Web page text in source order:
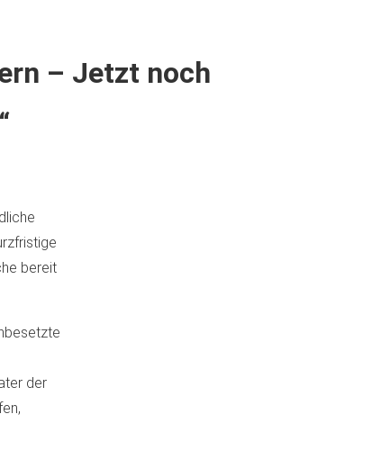
– Jetzt noch
bereit
der